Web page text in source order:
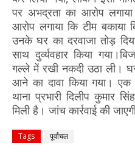
पर अभद्रता का आरोप
आरोप लगाया कि टीम
उनके घर का दरवाजा तोड़
साथ दुर्व्यवहार किया
गल्ले में रखी नकदी उठा ली।
आने का दावा किया गया।
थाना प्रभारी दिलीप कुमार
मिली है। जांच कार्रवाई की
Tags पूर्वांचल